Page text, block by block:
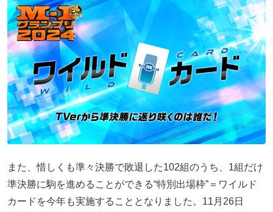
また、惜しくも準々決勝で敗退した102組のうち、1組だけ
準決勝に駒を進めることができる“特別出場枠”＝ワイルド
カードを今年も実施することとなりました。11月26日